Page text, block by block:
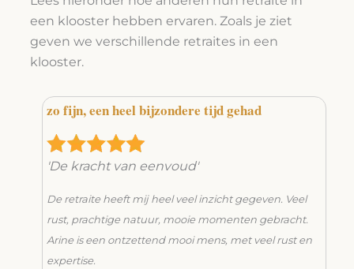
een klooster hebben ervaren. Zoals je ziet
geven we verschillende retraites in een
klooster.
zo fijn, een heel bijzondere tijd gehad
'De kracht van eenvoud'
De retraite heeft mij heel veel inzicht gegeven. Veel
rust, prachtige natuur, mooie momenten gebracht.
Arine is een ontzettend mooi mens, met veel rust en
expertise.